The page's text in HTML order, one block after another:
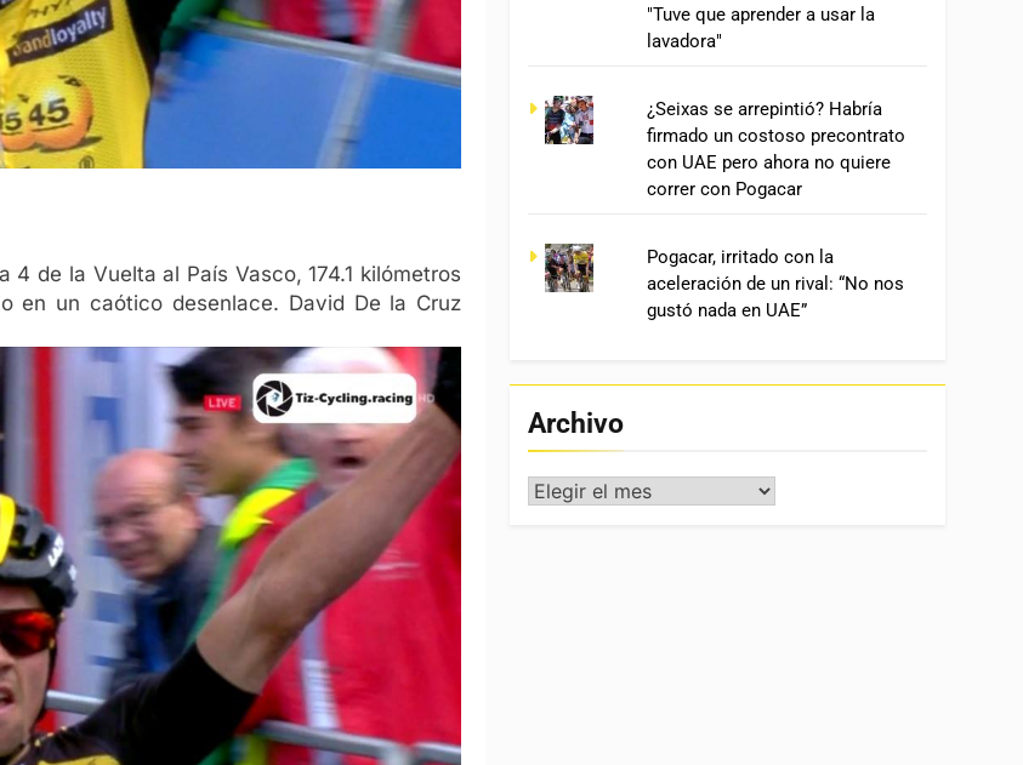
de la Vuelta al País Vasco, 174.1 kilómetros
en un caótico desenlace. David De la Cruz
"Tuve que aprender a usar la
lavadora"
¿Seixas se arrepintió? Habría
firmado un costoso precontrato
con UAE pero ahora no quiere
correr con Pogacar
Pogacar, irritado con la
aceleración de un rival: “No nos
gustó nada en UAE”
Archivo
Archivo